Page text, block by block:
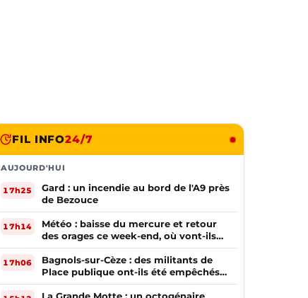
FIL INFO24/7
AUJOURD'HUI
17h25
Gard : un incendie au bord de l'A9 près
de Bezouce
17h14
Météo : baisse du mercure et retour
des orages ce week-end, où vont-ils
frapper ?
17h06
Bagnols-sur-Cèze : des militants de
Place publique ont-ils été empêchés
de tracter par la mairie ?